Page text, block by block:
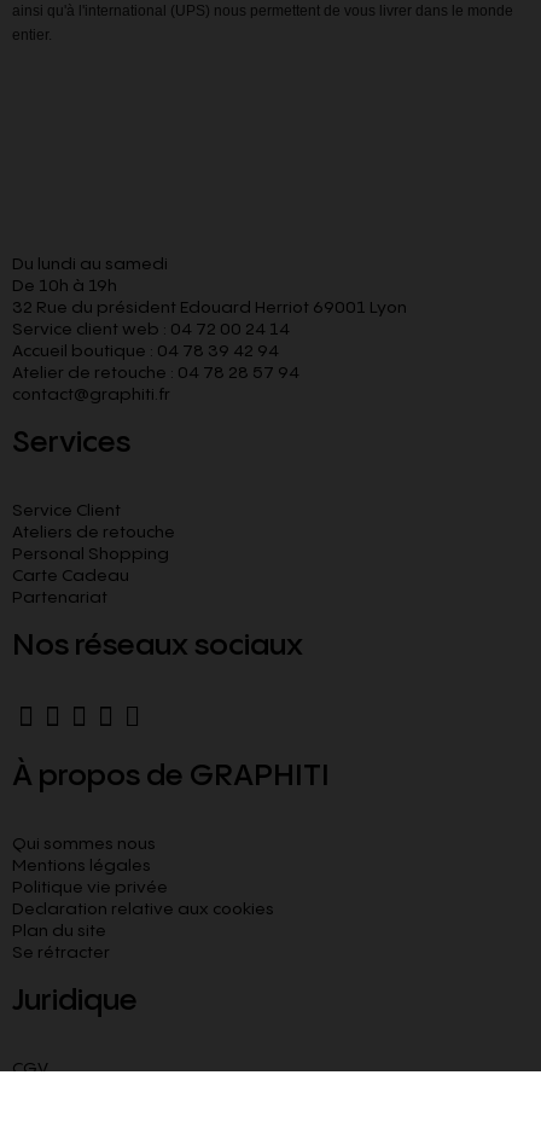
ainsi qu'à l'international (UPS) nous permettent de vous livrer dans le monde
entier.
Du lundi au samedi
De 10h à 19h
32 Rue du président Edouard Herriot 69001 Lyon
Service client web : 04 72 00 24 14
Accueil boutique : 04 78 39 42 94
Atelier de retouche : 04 78 28 57 94
contact@graphiti.fr
Services
Service Client
Ateliers de retouche
Personal Shopping
Carte Cadeau
Partenariat
Nos réseaux sociaux
À propos de GRAPHITI
Qui sommes nous
Mentions légales
Politique vie privée
Declaration relative aux cookies​
Plan du site
Se rétracter
Juridique
CGV